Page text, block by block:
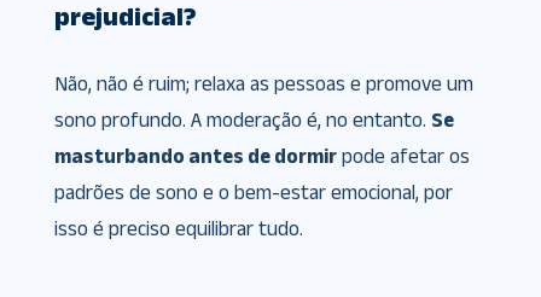
prejudicial?
Não, não é ruim; relaxa as pessoas e promove um
sono profundo. A moderação é, no entanto. Se
masturbando antes de dormirpode afetar os
padrões de sono e o bem-estar emocional, por
isso é preciso equilibrar tudo.